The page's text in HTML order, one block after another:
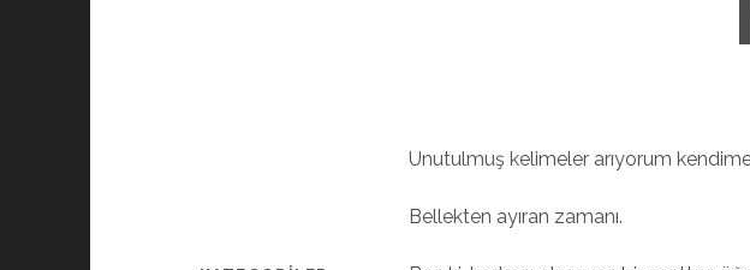
Unutulmuş kelimeler arıyorum
Bellekten ayıran zamanı.